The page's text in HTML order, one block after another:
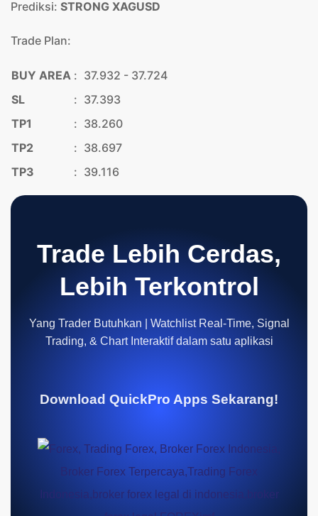
Prediksi: STRONG XAGUSD
Trade Plan:
BUY AREA : 37.932 - 37.724
SL
: 37.393
TP1
: 38.260
TP2
: 38.697
TP3
: 39.116
Trade Lebih Cerdas,
Lebih Terkontrol
Yang Trader Butuhkan | Watchlist Real-Time, Signal
Trading, & Chart Interaktif dalam satu aplikasi
Download QuickPro Apps Sekarang!